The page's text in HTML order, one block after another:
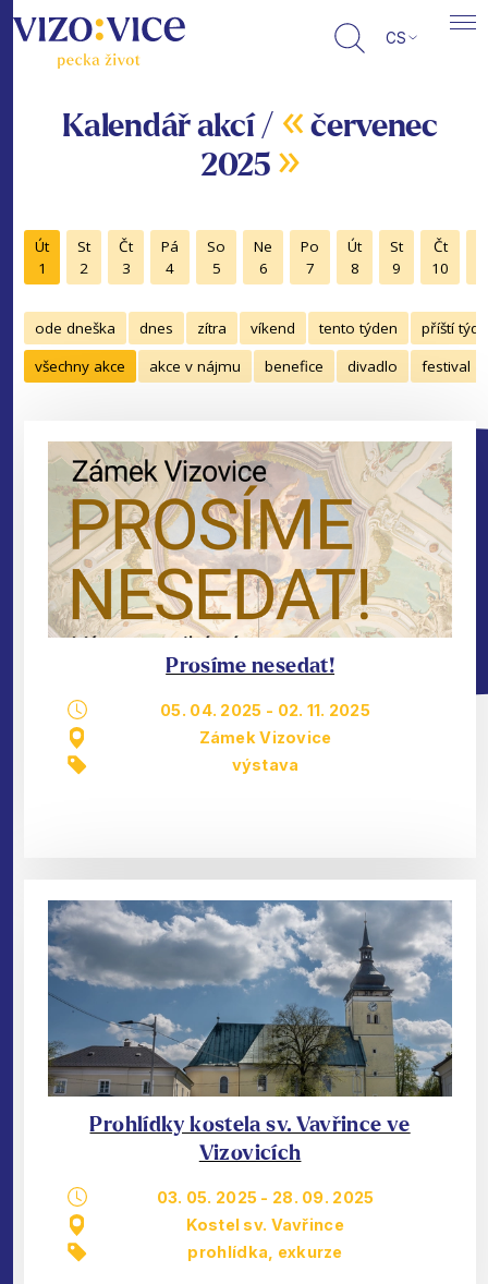
CS
Kalendář akcí / « červenec
2025 »
Út
1
St
2
Čt
3
Pá
4
So
5
Ne
6
Po
7
Út
8
St
9
Čt
10
ode dneška dnes zítra víkend tento týden
příští
všechny akce
akce v nájmu benefice divadlo festival
Prosíme nesedat!
05. 04. 2025 - 02. 11. 2025
Zámek Vizovice
výstava
Prohlídky kostela sv. Vavřince ve
Vizovicích
03. 05. 2025 - 28. 09. 2025
Kostel sv. Vavřince
prohlídka, exkurze